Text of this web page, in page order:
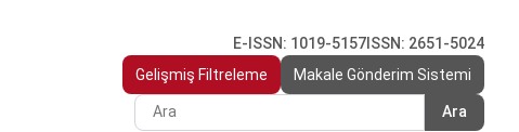
E-ISSN: 1019-5157 ISSN: 2651-5024
Gelişmiş Filtreleme
Makale Gönderim Sistemi
Ara